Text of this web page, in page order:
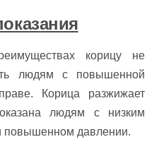
корицу не
людям с повышенной
Корица разжижает
людям с низким
повышенном давлении.